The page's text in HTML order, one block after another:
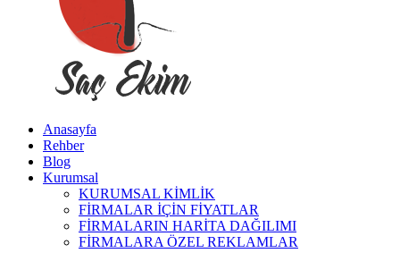
Anasayfa
Rehber
Blog
Kurumsal
KURUMSAL KİMLİK
FİRMALAR İÇİN FİYATLAR
FİRMALARIN HARİTA DAĞILIMI
FİRMALARA ÖZEL REKLAMLAR